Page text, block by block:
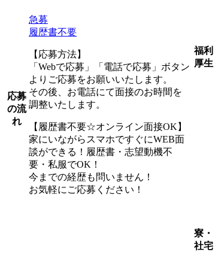
応募
の流
れ
急募
履歴書不要
【応募方法】
「Webで応募」「電話で応募」ボタン
よりご応募をお願いいたします。
その後、お電話にて面接のお時間を
調整いたします。
【履歴書不要☆オンライン面接OK】
家にいながらスマホですぐにWEB面
談ができる！履歴書・志望動機不
要・私服でOK！
今までの経歴も問いません！
お気軽にご応募ください！
福利
厚生
寮・
社宅